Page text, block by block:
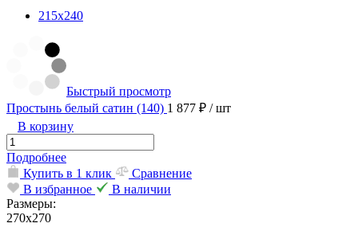
215х240
Быстрый просмотр
Простынь белый сатин (140) 1 877 ₽ / шт
В корзину
Подробнее
Купить в 1 клик
Сравнение
В избранное
В наличии
Размеры:
270х270